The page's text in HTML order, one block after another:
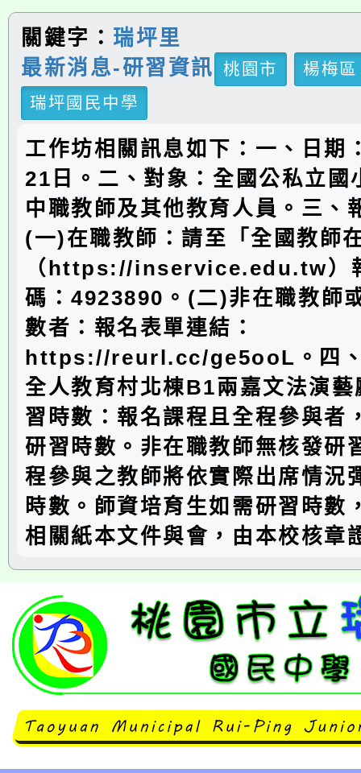
關鍵字： 瑞坪里
最新消息-研習資訊
桃園市
楊梅區
瑞坪國民中學
工作坊相關訊息如下：一、日期
21日。二、對象：全國公私立國
中職教師及其他教育人員。三、
(一)在職教師：請至「全國教師
（https://inservice.edu.tw）
碼：4923890。(二)非在職教師
數者：報名表單連結：
https://reurl.cc/ge5ooL。四
全人教育村北棟B1兩嘉文法演藝
習時數：報名課程且全程參與者
研習時數。非在職教師無核發研
程參與之教師將依實際出席情況
時數。師資培育生如需研習時數
相關紙本文件與會，由本校核章